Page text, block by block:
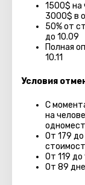
1500$ на
3000$ в
50% от
до 10.09
Полная
10.11
Условия
С
на
От 179
От 119
От 89